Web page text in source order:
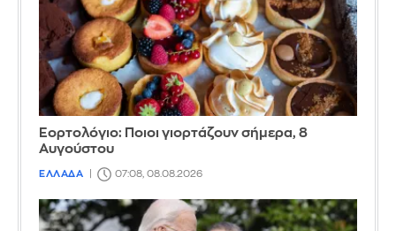
Εορτολόγιο: Ποιοι γιορτάζουν σήμερα, 8
Αυγούστου
ΕΛΛΑΔΑ 07:08, 08.08.2026